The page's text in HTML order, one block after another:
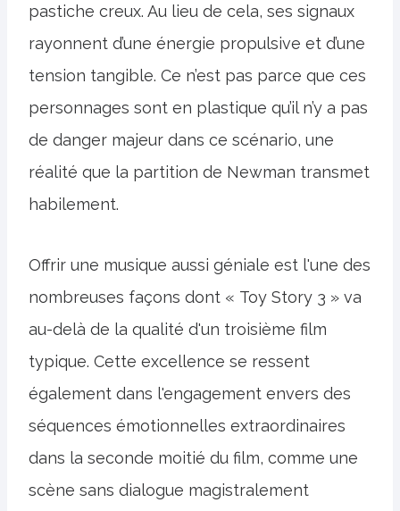
pastiche creux. Au lieu de cela, ses signaux
rayonnent d’une énergie propulsive et d’une
tension tangible. Ce n’est pas parce que ces
personnages sont en plastique qu’il n’y a pas
de danger majeur dans ce scénario, une
réalité que la partition de Newman transmet
habilement.
Offrir une musique aussi géniale est l'une des
nombreuses façons dont « Toy Story 3 » va
au-delà de la qualité d'un troisième film
typique. Cette excellence se ressent
également dans l'engagement envers des
séquences émotionnelles extraordinaires
dans la seconde moitié du film, comme une
scène sans dialogue magistralement